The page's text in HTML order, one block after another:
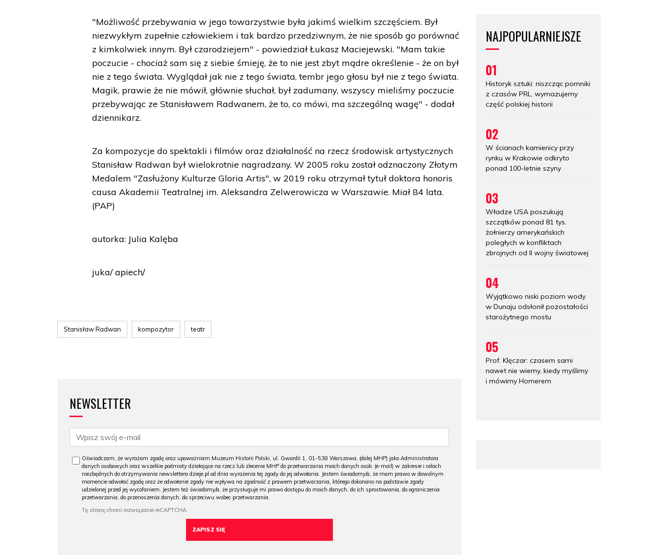
"Możliwość przebywania w jego towarzystwie była jakimś wielkim szczęściem. Był
niezwykłym zupełnie człowiekiem i tak bardzo przedziwnym, że nie sposób go porównać
z kimkolwiek innym. Był czarodziejem" - powiedział Łukasz Maciejewski. "Mam takie
poczucie - chociaż sam się z siebie śmieję, że to nie jest zbyt mądre określenie - że on był
nie z tego świata. Wyglądał jak nie z tego świata, tembr jego głosu był nie z tego świata.
Magik, prawie że nie mówił, głównie słuchał, był zadumany, wszyscy mieliśmy poczucie
przebywając ze Stanisławem Radwanem, że to, co mówi, ma szczególną wagę" - dodał
dziennikarz.
Za kompozycje do spektakli i filmów oraz działalność na rzecz środowisk artystycznych
Stanisław Radwan był wielokrotnie nagradzany. W 2005 roku został odznaczony Złotym
Medalem "Zasłużony Kulturze Gloria Artis", w 2019 roku otrzymał tytuł doktora honoris
causa Akademii Teatralnej im. Aleksandra Zelwerowicza w Warszawie. Miał 84 lata.
(PAP)
autorka: Julia Kalęba
juka/ apiech/
Stanisław Radwan kompozytor teatr
NEWSLETTER
Oświadczam, że wyrażam zgodę oraz upoważniam Muzeum Historii Polski, ul. Gwardii 1, 01-538 Warszawa, (dalej MHP) jako Administratora
danych osobowych oraz wszelkie podmioty działające na rzecz lub zlecenie MHP do przetwarzania moich danych osob. (e-mail) w zakresie i celach
niezbędnych do otrzymywania newslettera dzieje.pl od dnia wyrażenia tej zgody do jej odwołania. Jestem świadomy/a, że mam prawo w dowolnym
momencie odwołać zgodę oraz że odwołanie zgody nie wpływa na zgodność z prawem przetwarzania, którego dokonano na podstawie zgody
udzielonej przed jej wycofaniem. Jestem też świadomy/a, że przysługuje mi prawo dostępu do moich danych, do ich sprostowania, do ograniczenia
przetwarzania, do przenoszenia danych, do sprzeciwu wobec przetwarzania.
NAJPOPULARNIEJSZE
01
Historyk sztuki: niszcząc pomniki
z czasów PRL, wymazujemy
część polskiej historii
02
W ścianach kamienicy przy
rynku w Krakowie odkryto
ponad 100-letnie szyny
03
Władze USA poszukują
szczątków ponad 81 tys.
żołnierzy amerykańskich
poległych w konfliktach
zbrojnych od II wojny światowej
04
Wyjątkowo niski poziom wody
w Dunaju odsłonił pozostałości
starożytnego mostu
05
Prof. Klęczar: czasem sami
nawet nie wiemy, kiedy myślimy
i mówimy Homerem